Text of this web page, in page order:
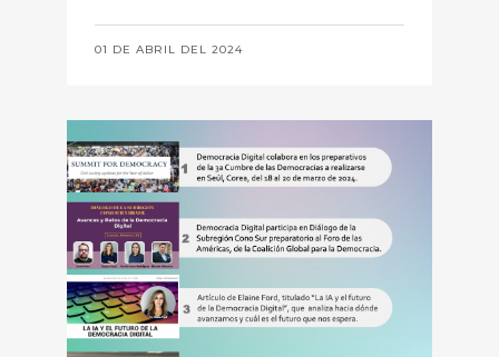
01 DE ABRIL DEL 2024